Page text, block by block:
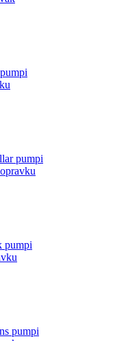
pumpi
pumpi
pumpi